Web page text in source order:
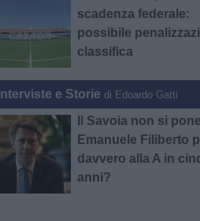
scadenza federale:
possibile
classifica
Interviste e Storie di Edoardo Gatti
Il Savoia non si
Emanuele Filiberto
davvero alla A in
anni?